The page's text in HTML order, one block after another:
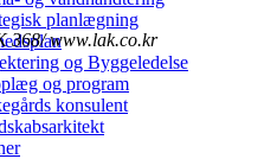
planlægning
og Byggeledelse
og program
konsulent
368/ www.lak.co.kr